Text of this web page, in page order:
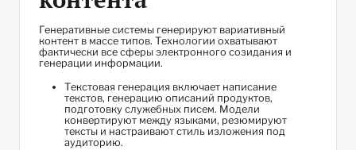
Генеративные системы генерируют вариативный
контент в массе типов. Технологии охватывают
фактически все сферы электронного созидания и
генерации информации.
Текстовая генерация включает написание
текстов, генерацию описаний продуктов,
подготовку служебных писем. Модели
конвертируют между языками, резюмируют
тексты и настраивают стиль изложения под
аудиторию.